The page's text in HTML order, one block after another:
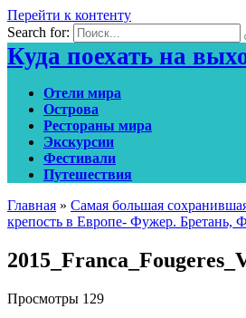
Перейти к контенту
Search for:
Куда поехать на
Отели мира
Острова
Рестораны мира
Экскурсии
Фестивали
Путешествия
Главная » Самая большая
крепость в Европе- Фужер. Бретань,
Просмотры 129